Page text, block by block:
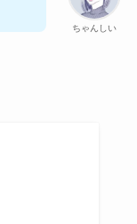
ちゃんしい